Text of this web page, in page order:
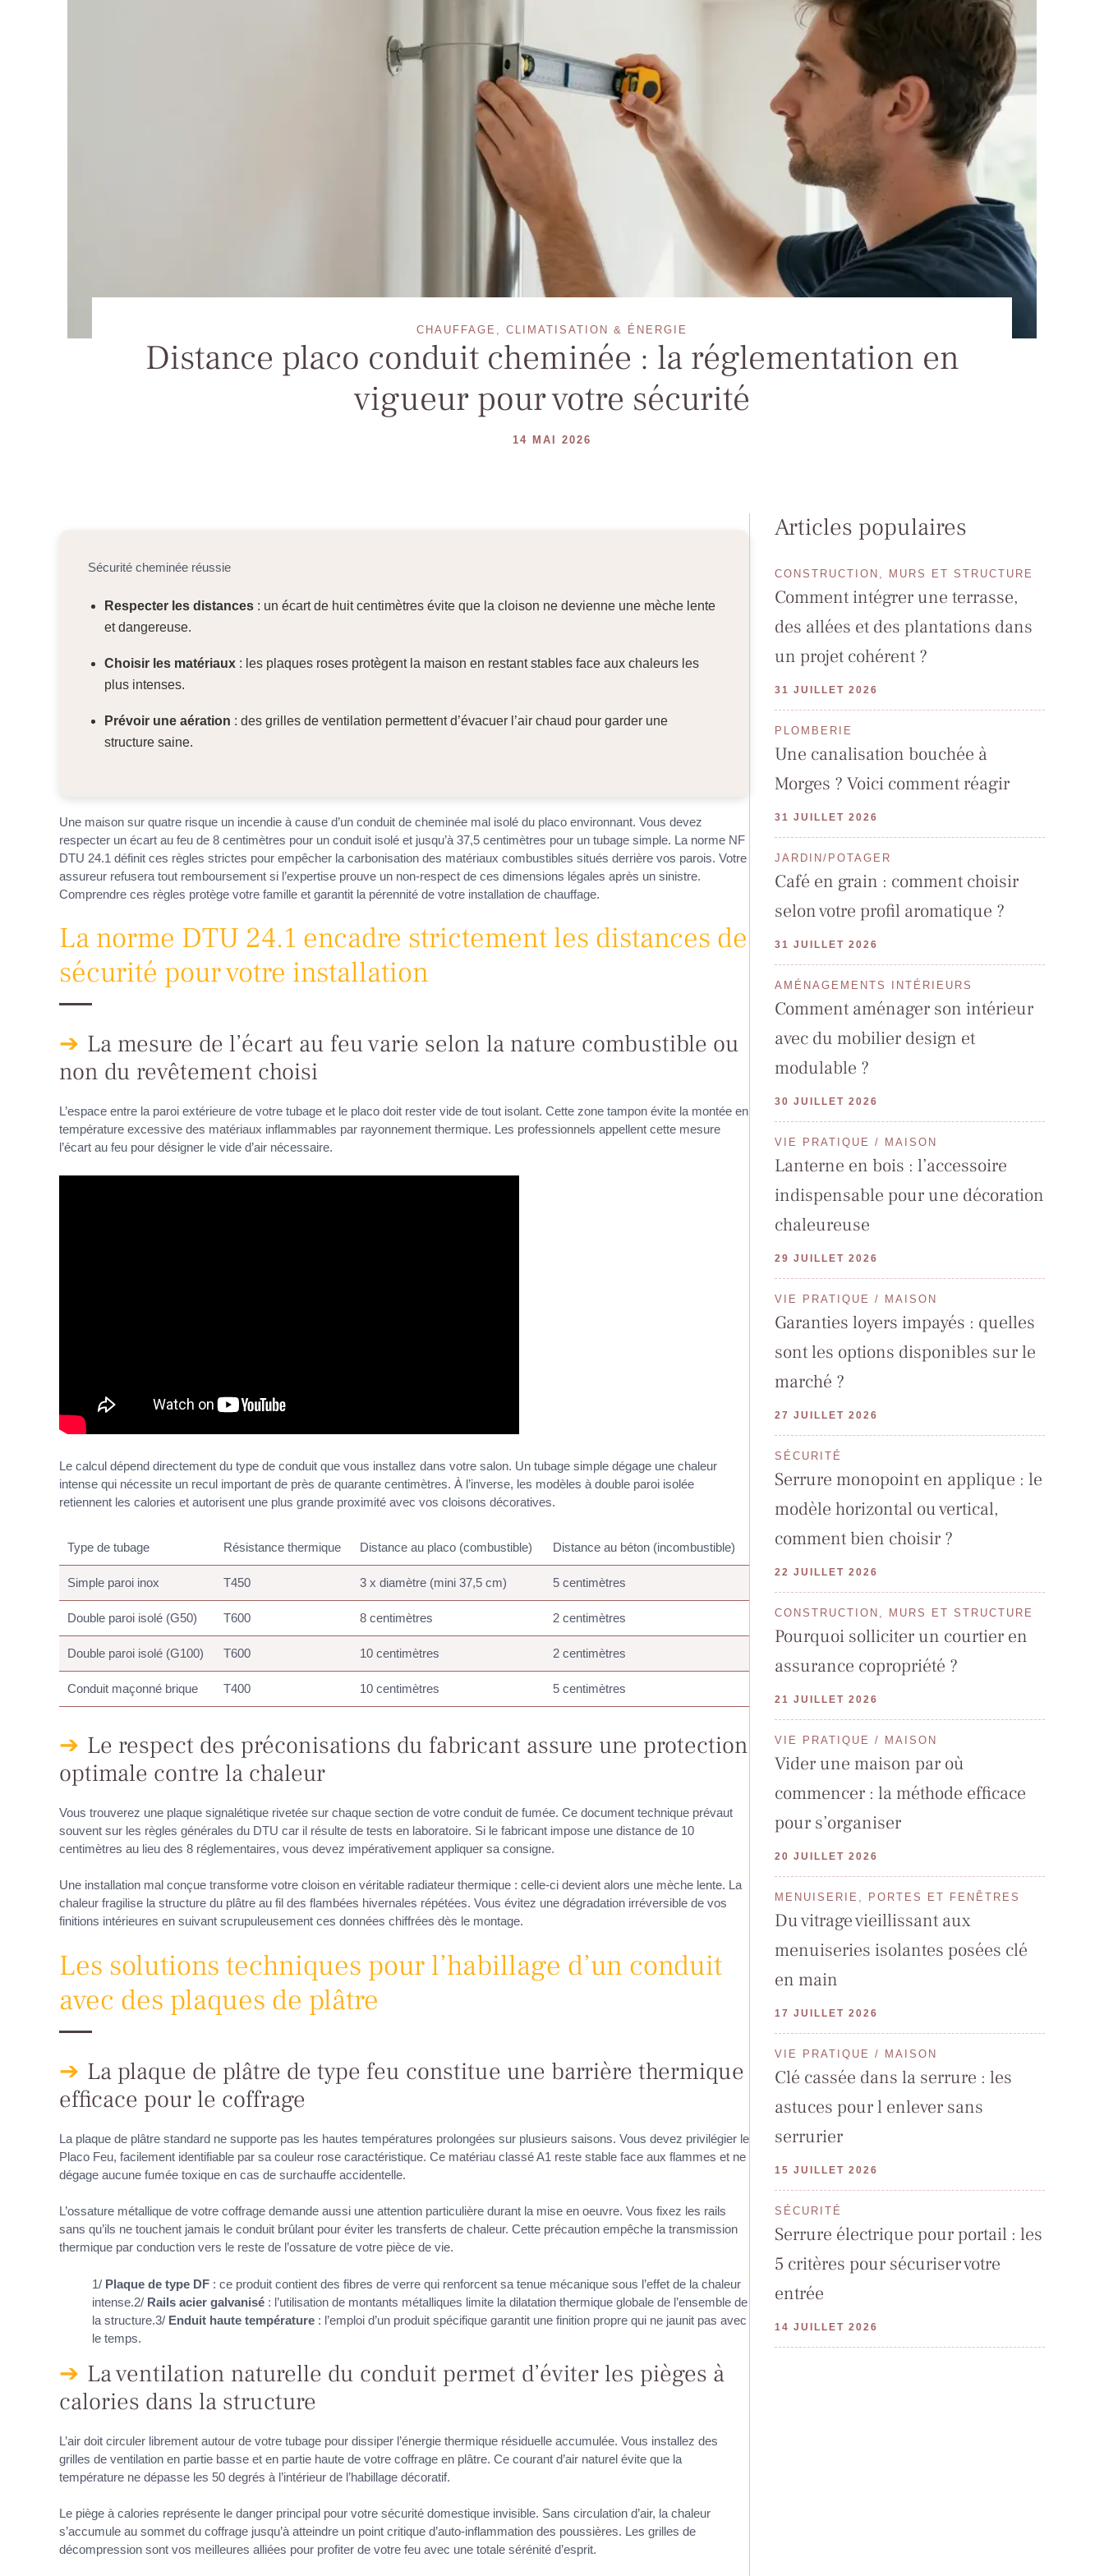
CHAUFFAGE, CLIMATISATION & ÉNERGIE
Distance placo conduit cheminée : la réglementation en
vigueur pour votre sécurité
14 MAI 2026
Sécurité cheminée réussie
Respecter les distances : un écart de huit centimètres évite que la cloison ne devienne une mèche lente
et dangereuse.
Choisir les matériaux : les plaques roses protègent la maison en restant stables face aux chaleurs les
plus intenses.
Prévoir une aération : des grilles de ventilation permettent d’évacuer l’air chaud pour garder une
structure saine.
Une maison sur quatre risque un incendie à cause d’un conduit de cheminée mal isolé du placo environnant. Vous devez
respecter un écart au feu de 8 centimètres pour un conduit isolé et jusqu’à 37,5 centimètres pour un tubage simple. La norme NF
DTU 24.1 définit ces règles strictes pour empêcher la carbonisation des matériaux combustibles situés derrière vos parois. Votre
assureur refusera tout remboursement si l’expertise prouve un non-respect de ces dimensions légales après un sinistre.
Comprendre ces règles protège votre famille et garantit la pérennité de votre installation de chauffage.
La norme DTU 24.1 encadre strictement les distances de
sécurité pour votre installation
La mesure de l’écart au feu varie selon la nature combustible ou
non du revêtement choisi
L’espace entre la paroi extérieure de votre tubage et le placo doit rester vide de tout isolant. Cette zone tampon évite la montée en
température excessive des matériaux inflammables par rayonnement thermique. Les professionnels appellent cette mesure
l’écart au feu pour désigner le vide d’air nécessaire.
Le calcul dépend directement du type de conduit que vous installez dans votre salon. Un tubage simple dégage une chaleur
intense qui nécessite un recul important de près de quarante centimètres. À l’inverse, les modèles à double paroi isolée
retiennent les calories et autorisent une plus grande proximité avec vos cloisons décoratives.
Type de tubage Résistance thermique Distance au placo (combustible) Distance au béton (incombustible)
Simple paroi inox T450 3 x diamètre (mini 37,5 cm) 5 centimètres
Double paroi isolé (G50) T600 8 centimètres 2 centimètres
Double paroi isolé (G100) T600 10 centimètres 2 centimètres
Conduit maçonné brique T400 10 centimètres 5 centimètres
Le respect des préconisations du fabricant assure une protection
optimale contre la chaleur
Vous trouverez une plaque signalétique rivetée sur chaque section de votre conduit de fumée. Ce document technique prévaut
souvent sur les règles générales du DTU car il résulte de tests en laboratoire. Si le fabricant impose une distance de 10
centimètres au lieu des 8 réglementaires, vous devez impérativement appliquer sa consigne.
Une installation mal conçue transforme votre cloison en véritable radiateur thermique : celle-ci devient alors une mèche lente. La
chaleur fragilise la structure du plâtre au fil des flambées hivernales répétées. Vous évitez une dégradation irréversible de vos
finitions intérieures en suivant scrupuleusement ces données chiffrées dès le montage.
Les solutions techniques pour l’habillage d’un conduit
avec des plaques de plâtre
La plaque de plâtre de type feu constitue une barrière thermique
efficace pour le coffrage
La plaque de plâtre standard ne supporte pas les hautes températures prolongées sur plusieurs saisons. Vous devez privilégier le
Placo Feu, facilement identifiable par sa couleur rose caractéristique. Ce matériau classé A1 reste stable face aux flammes et ne
dégage aucune fumée toxique en cas de surchauffe accidentelle.
L’ossature métallique de votre coffrage demande aussi une attention particulière durant la mise en oeuvre. Vous fixez les rails
sans qu’ils ne touchent jamais le conduit brûlant pour éviter les transferts de chaleur. Cette précaution empêche la transmission
thermique par conduction vers le reste de l’ossature de votre pièce de vie.
1/ Plaque de type DF : ce produit contient des fibres de verre qui renforcent sa tenue mécanique sous l’effet de la chaleur
intense.2/ Rails acier galvanisé : l’utilisation de montants métalliques limite la dilatation thermique globale de l’ensemble de
la structure.3/ Enduit haute température : l’emploi d’un produit spécifique garantit une finition propre qui ne jaunit pas avec
le temps.
La ventilation naturelle du conduit permet d’éviter les pièges à
calories dans la structure
L’air doit circuler librement autour de votre tubage pour dissiper l’énergie thermique résiduelle accumulée. Vous installez des
grilles de ventilation en partie basse et en partie haute de votre coffrage en plâtre. Ce courant d’air naturel évite que la
température ne dépasse les 50 degrés à l’intérieur de l’habillage décoratif.
Le piège à calories représente le danger principal pour votre sécurité domestique invisible. Sans circulation d’air, la chaleur
s’accumule au sommet du coffrage jusqu’à atteindre un point critique d’auto-inflammation des poussières. Les grilles de
décompression sont vos meilleures alliées pour profiter de votre feu avec une totale sérénité d’esprit.
Articles populaires
CONSTRUCTION, MURS ET STRUCTURE
Comment intégrer une terrasse,
des allées et des plantations dans
un projet cohérent ?
31 JUILLET 2026
PLOMBERIE
Une canalisation bouchée à
Morges ? Voici comment réagir
31 JUILLET 2026
JARDIN/POTAGER
Café en grain : comment choisir
selon votre profil aromatique ?
31 JUILLET 2026
AMÉNAGEMENTS INTÉRIEURS
Comment aménager son intérieur
avec du mobilier design et
modulable ?
30 JUILLET 2026
VIE PRATIQUE / MAISON
Lanterne en bois : l’accessoire
indispensable pour une décoration
chaleureuse
29 JUILLET 2026
VIE PRATIQUE / MAISON
Garanties loyers impayés : quelles
sont les options disponibles sur le
marché ?
27 JUILLET 2026
SÉCURITÉ
Serrure monopoint en applique : le
modèle horizontal ou vertical,
comment bien choisir ?
22 JUILLET 2026
CONSTRUCTION, MURS ET STRUCTURE
Pourquoi solliciter un courtier en
assurance copropriété ?
21 JUILLET 2026
VIE PRATIQUE / MAISON
Vider une maison par où
commencer : la méthode efficace
pour s’organiser
20 JUILLET 2026
MENUISERIE, PORTES ET FENÊTRES
Du vitrage vieillissant aux
menuiseries isolantes posées clé
en main
17 JUILLET 2026
VIE PRATIQUE / MAISON
Clé cassée dans la serrure : les
astuces pour l enlever sans
serrurier
15 JUILLET 2026
SÉCURITÉ
Serrure électrique pour portail : les
5 critères pour sécuriser votre
entrée
14 JUILLET 2026